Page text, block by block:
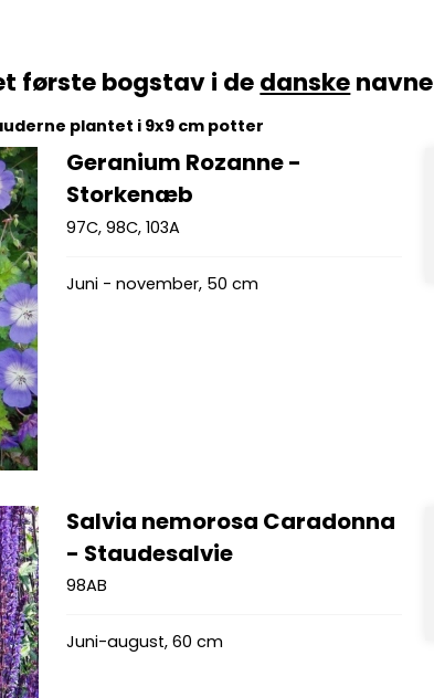
første bogstav i dedanskenavne
plantet i 9x9 cm potter
Geranium Rozanne -
Storkenæb
97C, 98C, 103A
Juni - november, 50 cm
Salvia nemorosa Caradonna
- Staudesalvie
98AB
Juni-august, 60 cm